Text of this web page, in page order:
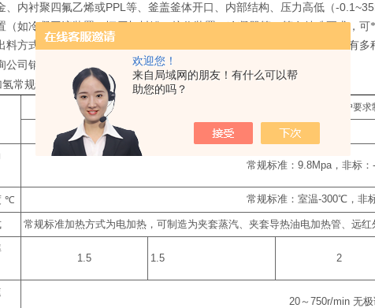
欢迎您！
来自局域网的朋友！有什么可以帮
助您的吗？
、内衬聚四氟乙烯或PPL等、釜盖釜体开口、内部结构、压力高低（-
（如冷凝回流装置、恒压加料罐、接收装置、冷凝器等）等有特殊要求，
料方式有上出料和下出料两种，供用户订货时选用。同时公司反应釜配有
公司销售部工程师（
5757988）。
氢常规性能配置表
（也可按客户要
1 2
常规标准：9.8Mpa，非标：
℃ 常规标准：室温-300℃ ，非
常规标准加热方式为电加热，可制造为夹套蒸汽、夹套导热油电加热管、远
1.5 1.5 2
20～ 750r/min 无极